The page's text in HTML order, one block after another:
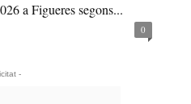
a Figueres segons...
0
-